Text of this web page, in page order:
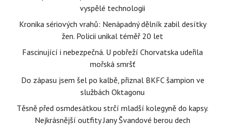
vyspělé technologii
Kronika sériových vrahů: Nenápadný dělník zabil desítky
žen. Policii unikal téměř 20 let
Fascinující i nebezpečná. U pobřeží Chorvatska udeřila
mořská smršť
Do zápasu jsem šel po kalbě, přiznal BKFC šampion ve
službách Oktagonu
Těsně před osmdesátkou strčí mladší kolegyně do kapsy.
Nejkrásnější outfity Jany Švandové berou dech